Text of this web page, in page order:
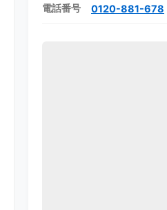
電話番号 0120-881-678